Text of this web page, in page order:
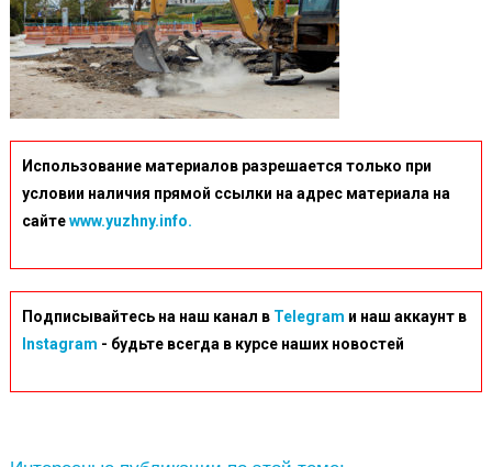
Использование материалов разрешается только при
условии наличия прямой ссылки на адрес материала на
сайтеwww.yuzhny.info.
Подписывайтесь на наш канал в Telegram и наш аккаунт в
Instagram - будьте всегда в курсе наших новостей